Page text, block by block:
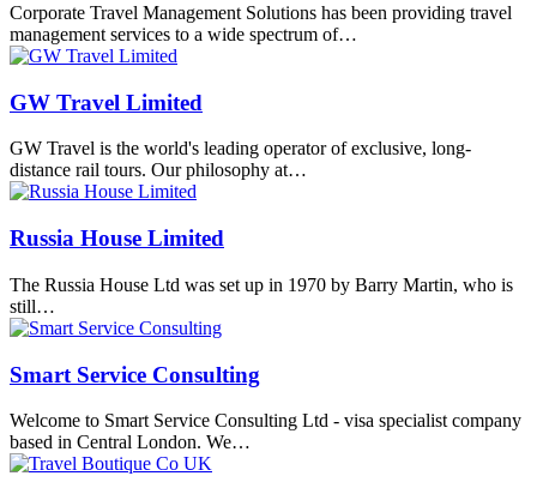
Corporate Travel Management Solutions has been providing travel
management services to a wide spectrum of…
GW Travel Limited
GW Travel is the world's leading operator of exclusive, long-
distance rail tours. Our philosophy at…
Russia House Limited
The Russia House Ltd was set up in 1970 by Barry Martin, who is
still…
Smart Service Consulting
Welcome to Smart Service Consulting Ltd - visa specialist company
based in Central London. We…